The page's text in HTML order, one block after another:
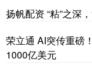
扬帆配资 “粘”之深
荣立通 AI突传重磅
1000亿美元